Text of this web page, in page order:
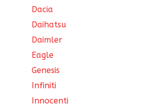
Dacia
Daihatsu
Daimler
Eagle
Genesis
Infiniti
Innocenti